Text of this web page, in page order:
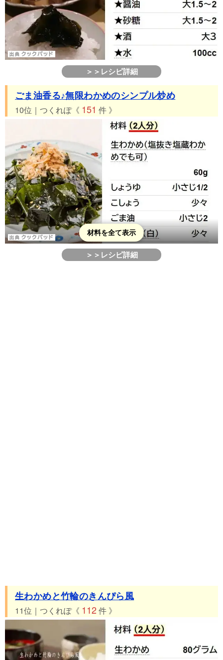
＞＞レシピ詳細
ごま油香る♪無限わかめのシンプル炒め
10位｜つくれぽ《 151 件 》
材料を全て表示
＞＞レシピ詳細
生わかめと竹輪のきんぴら風
11位｜つくれぽ《 112 件 》